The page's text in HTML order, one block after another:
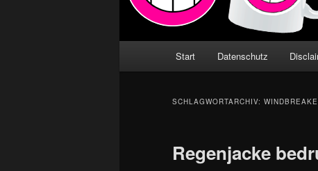
Start Datenschutz
SCHLAGWORTARCHIV:
Regenjacke